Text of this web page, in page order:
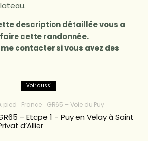
description détaillée vous a
cette randonnée.
me contacter si vous avez des
Voir aussi
pied France GR65 – Voie du Puy
– Etape 1 – Puy en Velay à Saint
d’Allier